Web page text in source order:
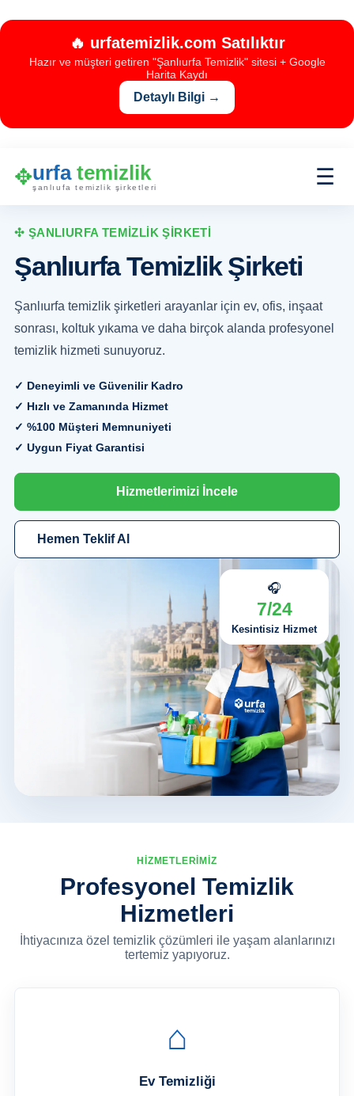
🔥 urfatemizlik.com Satılıktır
Hazır ve müşteri getiren "Şanlıurfa Temizlik" sitesi + Google
Harita Kaydı
Detaylı Bilgi →
✥urfa temizlik
şanlıufa temizlik şirketleri ☰
✣ ŞANLIURFA TEMİZLİK ŞİRKETİ
Şanlıurfa Temizlik Şirketi
Şanlıurfa temizlik şirketleri arayanlar için ev, ofis, inşaat
sonrası, koltuk yıkama ve daha birçok alanda profesyonel
temizlik hizmeti sunuyoruz.
✓ Deneyimli ve Güvenilir Kadro
✓ Hızlı ve Zamanında Hizmet
✓ %100 Müşteri Memnuniyeti
✓ Uygun Fiyat Garantisi
Hizmetlerimizi İncele
Hemen Teklif Al
🎧
7/24
Kesintisiz Hizmet
HİZMETLERİMİZ
Profesyonel Temizlik
Hizmetleri
İhtiyacınıza özel temizlik çözümleri ile yaşam alanlarınızı
tertemiz yapıyoruz.
⌂
Ev Temizliği